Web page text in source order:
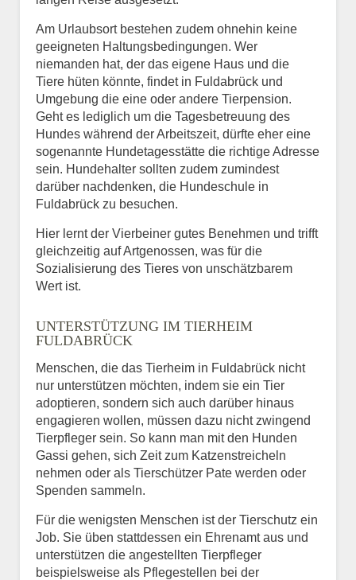
Am Urlaubsort bestehen zudem ohnehin keine
geeigneten Haltungsbedingungen. Wer
niemanden hat, der das eigene Haus und die
Tiere hüten könnte, findet in Fuldabrück und
Umgebung die eine oder andere Tierpension.
Geht es lediglich um die Tagesbetreuung des
Hundes während der Arbeitszeit, dürfte eher eine
sogenannte Hundetagesstätte die richtige Adresse
sein. Hundehalter sollten zudem zumindest
darüber nachdenken, die Hundeschule in
Fuldabrück zu besuchen.
Hier lernt der Vierbeiner gutes Benehmen und trifft
gleichzeitig auf Artgenossen, was für die
Sozialisierung des Tieres von unschätzbarem
Wert ist.
UNTERSTÜTZUNG IM TIERHEIM
FULDABRÜCK
Menschen, die das Tierheim in Fuldabrück nicht
nur unterstützen möchten, indem sie ein Tier
adoptieren, sondern sich auch darüber hinaus
engagieren wollen, müssen dazu nicht zwingend
Tierpfleger sein. So kann man mit den Hunden
Gassi gehen, sich Zeit zum Katzenstreicheln
nehmen oder als Tierschützer Pate werden oder
Spenden sammeln.
Für die wenigsten Menschen ist der Tierschutz ein
Job. Sie üben stattdessen ein Ehrenamt aus und
unterstützen die angestellten Tierpfleger
beispielsweise als Pflegestellen bei der